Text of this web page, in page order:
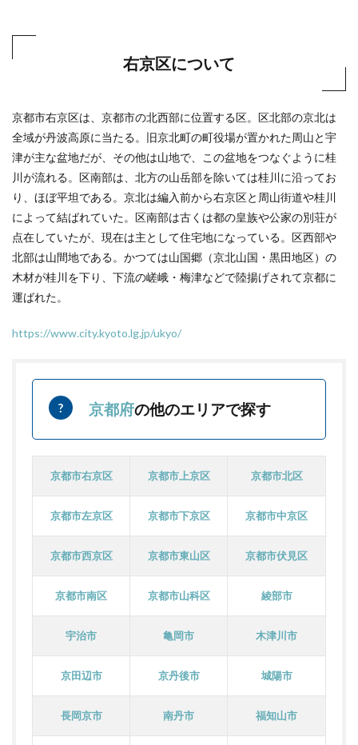
右京区について
京都市右京区は、京都市の北西部に位置する区。区北部の京北は
全域が丹波高原に当たる。旧京北町の町役場が置かれた周山と宇
津が主な盆地だが、その他は山地で、この盆地をつなぐように桂
川が流れる。区南部は、北方の山岳部を除いては桂川に沿ってお
り、ほぼ平坦である。京北は編入前から右京区と周山街道や桂川
によって結ばれていた。区南部は古くは都の皇族や公家の別荘が
点在していたが、現在は主として住宅地になっている。区西部や
北部は山間地である。かつては山国郷（京北山国・黒田地区）の
木材が桂川を下り、下流の嵯峨・梅津などで陸揚げされて京都に
運ばれた。
https://www.city.kyoto.lg.jp/ukyo/
京都府の他のエリアで探す
京都市右京区 京都市上京区 京都市北区
京都市左京区 京都市下京区 京都市中京区
京都市西京区 京都市東山区 京都市伏見区
京都市南区 京都市山科区 綾部市
宇治市 亀岡市 木津川市
京田辺市 京丹後市 城陽市
長岡京市 南丹市 福知山市